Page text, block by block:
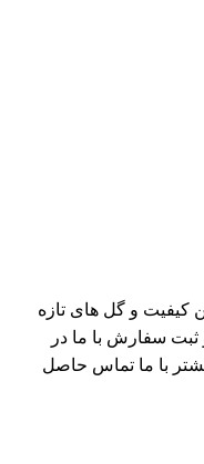
کیفیت و گل های تازه
ثبت سفارش با ما در
با ما تماس حاصل